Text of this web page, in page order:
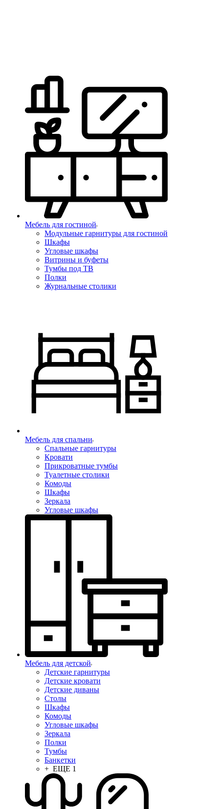
Мебель для гостиной
Модульные гарнитуры для гостиной
Шкафы
Угловые шкафы
Витрины и буфеты
Тумбы под ТВ
Полки
Журнальные столики
Мебель для спальни
Спальные гарнитуры
Кровати
Прикроватные тумбы
Туалетные столики
Комоды
Шкафы
Зеркала
Угловые шкафы
Мебель для детской
Детские гарнитуры
Детские кровати
Детские диваны
Столы
Шкафы
Комоды
Угловые шкафы
Зеркала
Полки
Тумбы
Банкетки
+ ЕЩЕ 1